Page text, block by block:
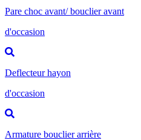
Pare choc avant/ bouclier avant
d'occasion
Deflecteur hayon
d'occasion
Armature bouclier arrière